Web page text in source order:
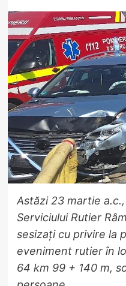
Astăzi 23 martie
Serviciului Rutier
sesizați cu privire la
eveniment rutier în
64 km 99 + 140 m,